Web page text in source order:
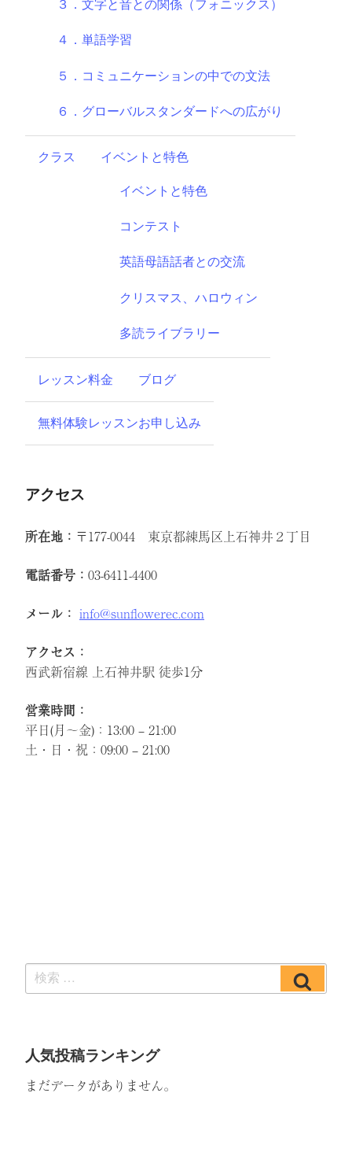
３．文字と音との関係（フォニックス）
４．単語学習
５．コミュニケーションの中での文法
６．グローバルスタンダードへの広がり
クラス イベントと特色
イベントと特色
コンテスト
英語母語話者との交流
クリスマス、ハロウィン
多読ライブラリー
レッスン料金 ブログ
無料体験レッスンお申し込み
アクセス
所在地： 〒177-0044 東京都練馬区上石神井２丁目
電話番号： 03-6411-4400
メール： info@sunflowerec.com
アクセス：
西武新宿線 上石神井駅 徒歩1分
営業時間：
平日(月～金)：13:00 – 21:00
土・日・祝：09:00 – 21:00
検
索:
人気投稿ランキング
まだデータがありません。